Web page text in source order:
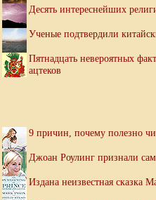
Десять интереснейших
Ученые подтвердили
Пятнадцать невероятных
ацтеков
9 причин, почему полезно
Джоан Роулинг признали
Издана неизвестная сказка